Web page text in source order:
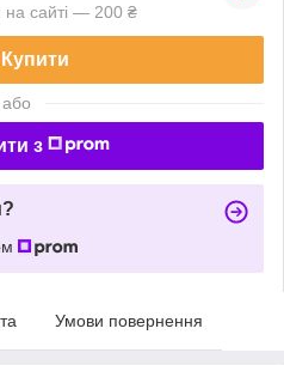
на сайті — 200 ₴
Купити
або
з
Умови повернення